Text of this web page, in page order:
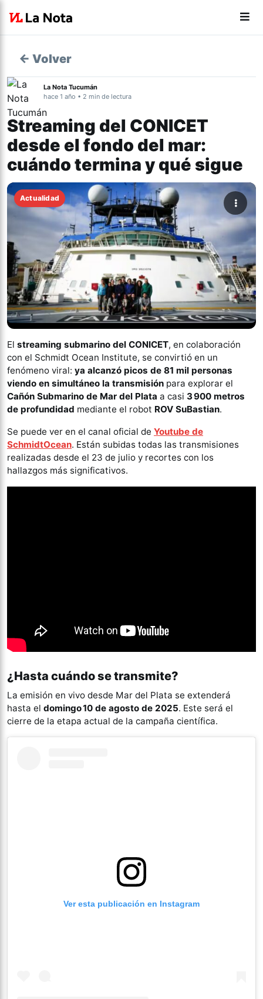
← Volver
La Nota Tucumán
hace 1 año • 2 min de lectura
Streaming del CONICET
desde el fondo del mar:
cuándo termina y qué sigue
Actualidad
El streaming submarino del CONICET, en colaboración
con el Schmidt Ocean Institute, se convirtió en un
fenómeno viral: ya alcanzó picos de 81 mil personas
viendo en simultáneo la transmisión para explorar el
Cañón Submarino de Mar del Plata a casi 3 900 metros
de profundidad mediante el robot ROV SuBastian.
Se puede ver en el canal oficial de Youtube de
SchmidtOcean. Están subidas todas las transmisiones
realizadas desde el 23 de julio y recortes con los
hallazgos más significativos.
¿Hasta cuándo se transmite?
La emisión en vivo desde Mar del Plata se extenderá
hasta el domingo 10 de agosto de 2025. Este será el
cierre de la etapa actual de la campaña científica.
Ver esta publicación en Instagram